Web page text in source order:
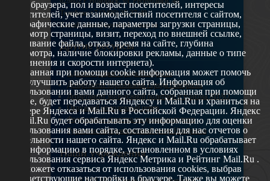
Телефон: +7 (3496) 35-37-49
E-mail: udsm@noyabrsk.yanao.ru
Другие ресурсы
Администрация города Ноябрьска
Департамент образования города Ноябрьска
Департамент молодежной политики и туризма ЯНАО
Окружной молодежный центр
Федеральное агенство по делам молодежи
Туристско-информационный центр Ноябрьска
Наши учреждения
окна браузера, пол и возраст посетителей, интересы
посетителей, учет взаимодействий посетителя с сайтом,
географические данные, параметры загрузки страницы,
просмотр страницы, визит, переход по внешней ссылке,
cкачивание файла, отказ, время на сайте, глубина
просмотра, наличие блокировки рекламы, данные о типе
соединения и скорости интернета).
Собранная при помощи cookie информация может помочь
нам улучшить работу нашего сайта. Информация об
использовании вами данного сайта, собранная при помощи
cookie, будет передаваться Яндексу и Mail.Ru и храниться на
сервере Яндекса и Mail.Ru в Российской Федерации. Яндекс
и Mail.Ru будет обрабатывать эту информацию для оценки
использования вами сайта, составления для нас отчетов о
деятельности нашего сайта. Яндекс и Mail.Ru обрабатывает
эту информацию в порядке, установленном в условиях
использования сервиса Яндекс Метрика и Рейтинг Mail.Ru .
Вы можете отказаться от использования cookies, выбрав
соответствующие настройки в браузере. Также вы можете